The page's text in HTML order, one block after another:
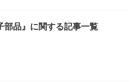
部品』に関する記事一覧